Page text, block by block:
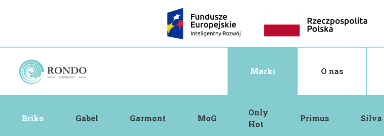
Marki O nas
Briko Gabel Garmont MoG
Only
Hot
Primus Silva